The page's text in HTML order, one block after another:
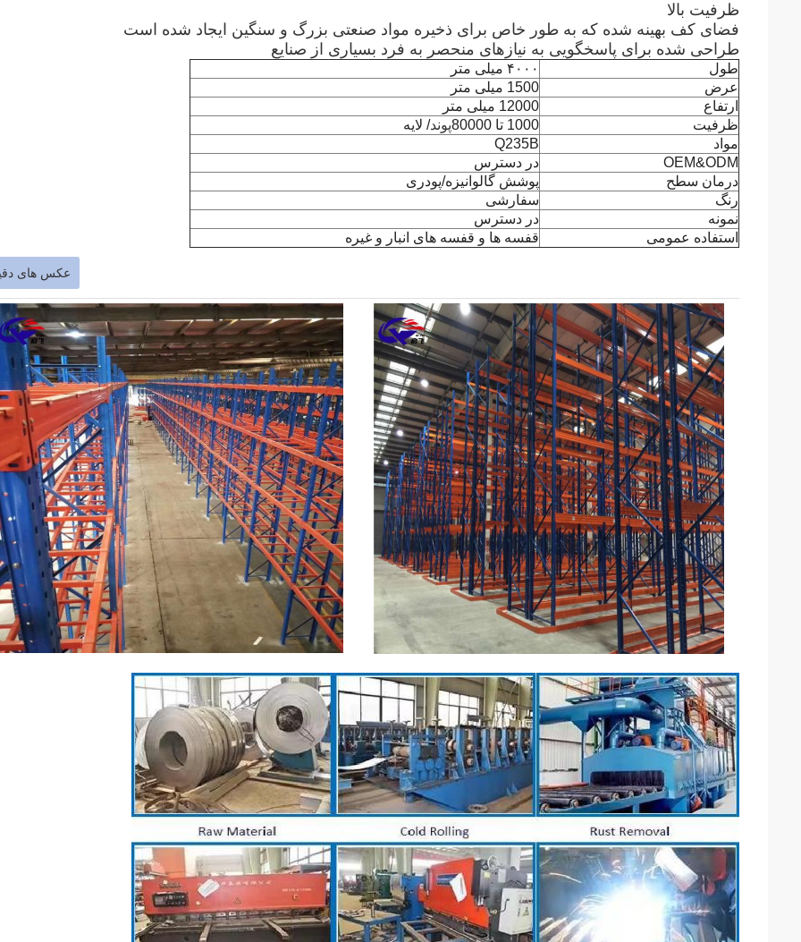
ظرفیت بالا
فضای کف بهینه شده که به طور خاص برای ذخیره مواد صنعتی بزرگ و سنگین ایجاد شده است
طراحی شده برای پاسخگویی به نیازهای منحصر به فرد بسیاری از صنایع
طول
۴۰۰۰ میلی متر
عرض
1500 میلی متر
ارتفاع
12000 میلی متر
ظرفیت
1000 تا 80000 پوند/ لایه
مواد
Q235B
OEM&ODM
در دسترس
درمان سطح
پوشش گالوانیزه/پودری
رنگ
سفارشی
نمونه
در دسترس
استفاده عمومی
قفسه ها و قفسه های انبار و غیره
عکس های